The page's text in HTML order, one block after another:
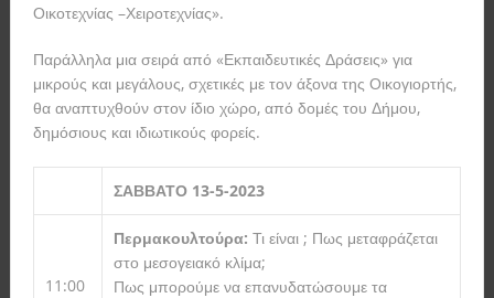
Οικοτεχνίας –Χειροτεχνίας».
Παράλληλα μια σειρά από «Εκπαιδευτικές Δράσεις» για
μικρούς και μεγάλους, σχετικές με τον άξονα της Οικογιορτής,
θα αναπτυχθούν στον ίδιο χώρο, από δομές του Δήμου,
δημόσιους και ιδιωτικούς φορείς.
ΣΑΒΒΑΤΟ 13-5-2023
11:00
Περμακουλτούρα: Τι είναι ; Πως μεταφράζεται
στο μεσογειακό κλίμα;
Πως μπορούμε να επανυδατώσουμε τα